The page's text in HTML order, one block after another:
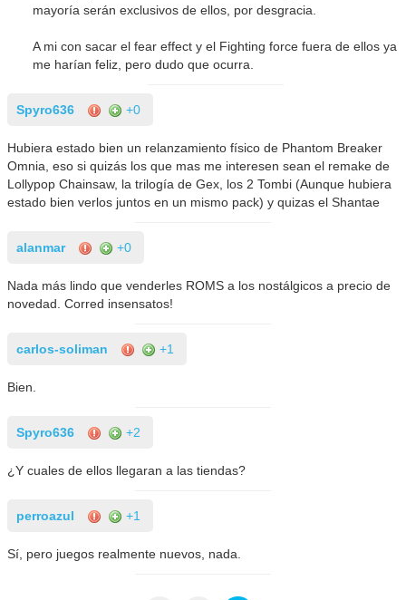
mayoría serán exclusivos de ellos, por desgracia.
A mi con sacar el fear effect y el Fighting force fuera de ellos ya
me harían feliz, pero dudo que ocurra.
Spyro636 +0
Hubiera estado bien un relanzamiento físico de Phantom Breaker
Omnia, eso si quizás los que mas me interesen sean el remake de
Lollypop Chainsaw, la trilogía de Gex, los 2 Tombi (Aunque hubiera
estado bien verlos juntos en un mismo pack) y quizas el Shantae
alanmar +0
Nada más lindo que venderles ROMS a los nostálgicos a precio de
novedad. Corred insensatos!
carlos-soliman +1
Bien.
Spyro636 +2
¿Y cuales de ellos llegaran a las tiendas?
perroazul +1
Sí, pero juegos realmente nuevos, nada.